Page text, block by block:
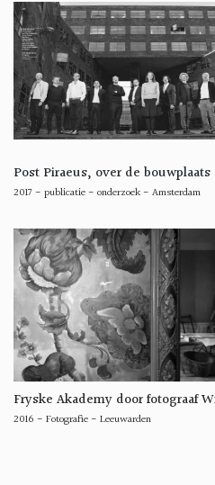
Post Piraeus, over de
2017 - publicatie - onderzoek - Amsterdam
Fryske Akademy door fotograaf
2016 - Fotografie - Leeuwarden